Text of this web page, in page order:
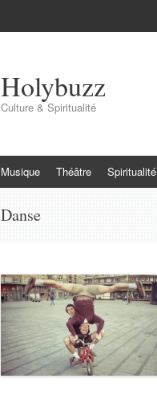
Holybuzz
Culture & Spiritualité
Musique Théâtre Spiritualité
Danse